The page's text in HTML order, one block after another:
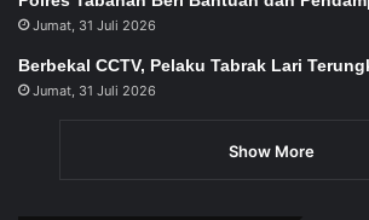
Jumat, 31 Juli 2026
Berbekal CCTV, Pelaku Tabrak Lari
Jumat, 31 Juli 2026
Show More